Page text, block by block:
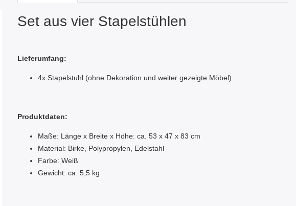
Set aus vier Stapelstühlen
Lieferumfang:
4x Stapelstuhl (ohne Dekoration und weiter gezeigte Möbel)
Produktdaten:
Maße: Länge x Breite x Höhe: ca. 53 x 47 x 83 cm
Material: Birke, Polypropylen, Edelstahl
Farbe: Weiß
Gewicht: ca. 5,5 kg